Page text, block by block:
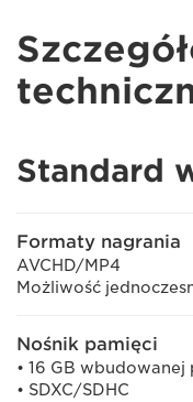
Standard
Formaty nagrania
AVCHD/MP4
Możliwość
Nośnik pamięci
• 16 GB wbudowanej
• SDXC/SDHC